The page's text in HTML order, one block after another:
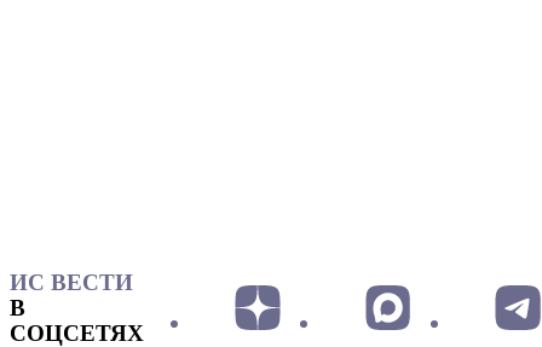
ИС ВЕСТИ
В
СОЦСЕТЯХ